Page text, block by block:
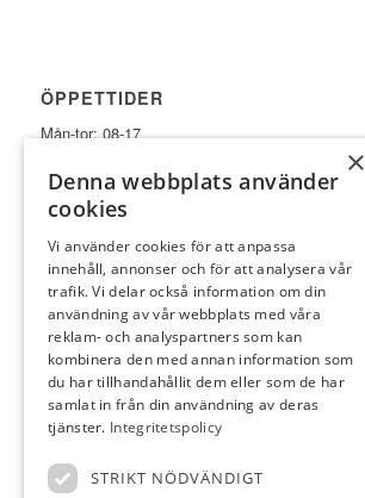
ÖPPETTIDER
Mån-tor: 08-17
Fre-sön: 08-15
(telefon: 08:30-14:30)
KONTAKT
Lidköpings golfklubb
Truve
531 70 Lidköping
×
Denna webbplats använder
cookies
Vi använder cookies för att anpassa
innehåll, annonser och för att analysera vår
trafik. Vi delar också information om din
användning av vår webbplats med våra
reklam- och analyspartners som kan
kombinera den med annan information som
du har tillhandahållit dem eller som de har
samlat in från din användning av deras
tjänster. Integritetspolicy
STRIKT NÖDVÄNDIGT